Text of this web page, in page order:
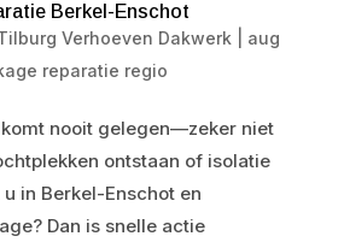
Berkel-Enschot
Verhoeven Dakwerk
aug
reparatie regio
nooit gelegen—zeker niet
ontstaan of isolatie
in Berkel-Enschot en
Dan is snelle actie